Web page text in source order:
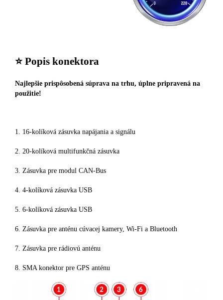
⭐️ Popis konektora
Najlepšie prispôsobená súprava na trhu, úplne pripravená na
použitie!
1. 16-kolíková zásuvka napájania a signálu
2. 20-kolíková multifunkčná zásuvka
3. Zásuvka pre modul CAN-Bus
4. 4-kolíková zásuvka USB
5. 6-kolíková zásuvka USB
6. Zásuvka pre anténu cúvacej kamery, Wi-Fi a Bluetooth
7. Zásuvka pre rádiovú anténu
8. SMA konektor pre GPS anténu